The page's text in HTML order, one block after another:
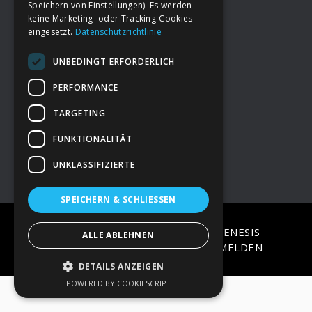
FooterDeine Spende
→ Impressum
→Kontakt zum PAO Team
COPYRIGHT © 2026 · ON
GENESIS
FRAMEWORK·WORDPRESS·ANMELDEN
Speichern von Einstellungen). Es werden
keine Marketing- oder Tracking-Cookies
eingesetzt. Datenschutzrichtlinie
UNBEDINGT ERFORDERLICH
PERFORMANCE
TARGETING
FUNKTIONALITÄT
UNKLASSIFIZIERTE
SPEICHERN & SCHLIESSEN
ALLE ABLEHNEN
DETAILS ANZEIGEN
POWERED BY COOKIESCRIPT